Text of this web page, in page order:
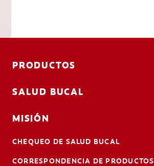
PRODUCTOS
SALUD BUCAL
MISIÓN
CHEQUEO DE SALUD BUCAL
CORRESPONDENCIA DE PRODUCTOS